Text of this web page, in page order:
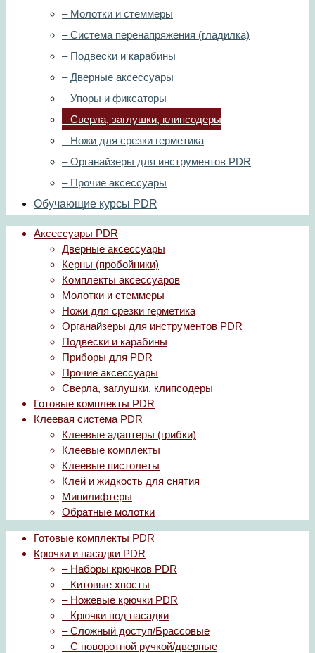
– Молотки и стеммеры
– Система перенапряжения (гладилка)
– Подвески и карабины
– Дверные аксессуары
– Упоры и фиксаторы
– Сверла, заглушки, клипсодеры
– Ножи для срезки герметика
– Органайзеры для инструментов PDR
– Прочие аксессуары
Обучающие курсы PDR
Аксессуары PDR
Дверные аксессуары
Керны (пробойники)
Комплекты аксессуаров
Молотки и стеммеры
Ножи для срезки герметика
Органайзеры для инструментов PDR
Подвески и карабины
Приборы для PDR
Прочие аксессуары
Сверла, заглушки, клипсодеры
Готовые комплекты PDR
Клеевая система PDR
Клеевые адаптеры (грибки)
Клеевые комплекты
Клеевые пистолеты
Клей и жидкость для снятия
Минилифтеры
Обратные молотки
Готовые комплекты PDR
Крючки и насадки PDR
– Наборы крючков PDR
– Китовые хвосты
– Ножевые крючки PDR
– Крючки под насадки
– Сложный доступ/Брассовые
– С поворотной ручкой/дверные